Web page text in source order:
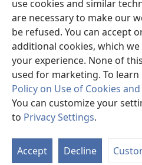
use cookies and similar
are necessary to make our
be refused. You can accept
additional cookies, which
your experience. None of
used for marketing. To
Policy on Use of Cookies
You can customize your
to Privacy Settings.
Accept Decline
(opens
new
window)
®
Watchtower Library
Copyright© 2026 Watch Tower Bible
IVAKAVAKAYAGATAKI|